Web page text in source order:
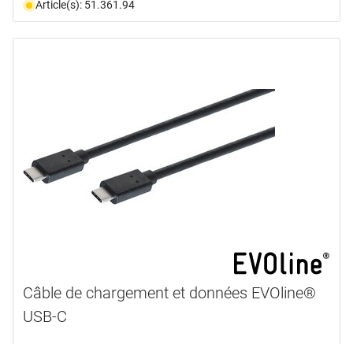
Article(s): 51.361.94
Câble de chargement et données EVOline®
USB-C